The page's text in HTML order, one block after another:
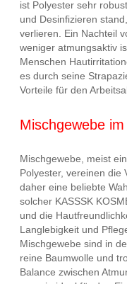
ist Polyester sehr
und Desinfizieren
verlieren. Ein Nachteil
weniger atmungsaktiv
Menschen
es durch seine
Vorteile für den
Mischgewebe
Mischgewebe, meist
Polyester, vereinen die
daher eine beliebte
solcher KASSSK
und die
Langlebigkeit und
Mischgewebe sind in
reine Baumwolle und
Balance zwischen